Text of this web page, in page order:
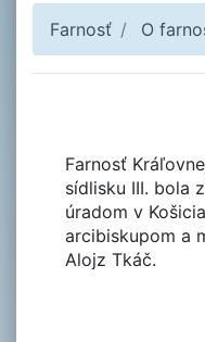
Farnosť O
Farnosť
sídlisku III. bola
úradom v
arcibiskupom a
Alojz Tkáč.